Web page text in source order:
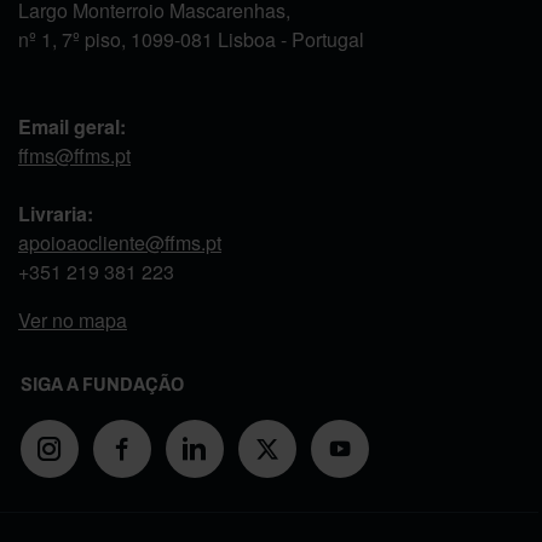
Largo Monterroio Mascarenhas,
nº 1, 7º piso, 1099-081 Lisboa - Portugal
Email geral:
ffms@ffms.pt
Livraria:
apoioaocliente@ffms.pt
+351 219 381 223
Ver no mapa
SIGA A FUNDAÇÃO